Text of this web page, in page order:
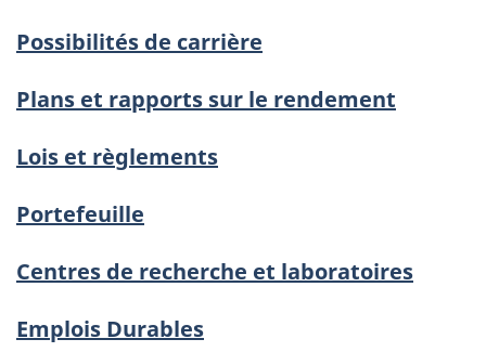
Possibilités de carrière
Plans et rapports sur le rendement
Lois et règlements
Portefeuille
Centres de recherche et laboratoires
Emplois Durables